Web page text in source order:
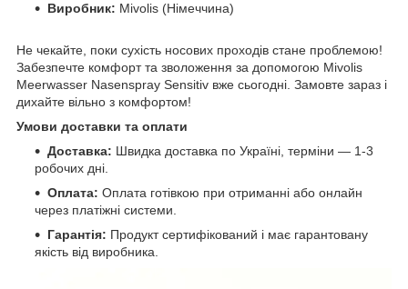
Виробник: Mivolis (Німеччина)
Не чекайте, поки сухість носових проходів стане проблемою!
Забезпечте комфорт та зволоження за допомогою Mivolis
Meerwasser Nasenspray Sensitiv вже сьогодні. Замовте зараз і
дихайте вільно з комфортом!
Умови доставки та оплати
Доставка: Швидка доставка по Україні, терміни — 1-3
робочих дні.
Оплата: Оплата готівкою при отриманні або онлайн
через платіжні системи.
Гарантія: Продукт сертифікований і має гарантовану
якість від виробника.